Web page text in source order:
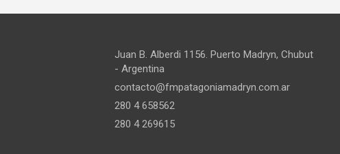
Juan B. Alberdi 1156. Puerto Madryn, Chubut
- Argentina
contacto@fmpatagoniamadryn.com.ar
280 4 658562
280 4 269615